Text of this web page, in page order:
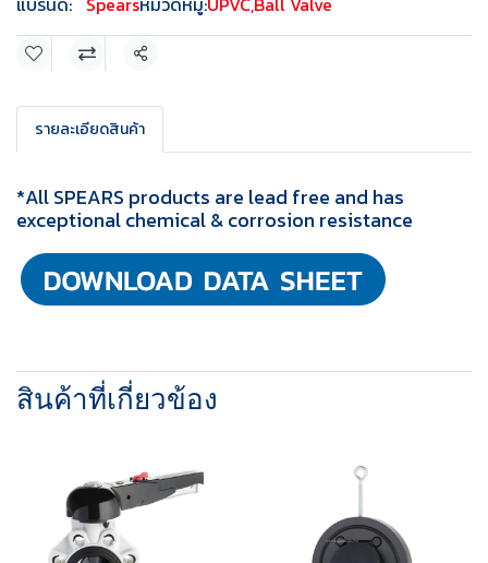
แชร์
รายละเอียดสินค้า
*All SPEARS products are lead free and has
exceptional chemical & corrosion resistance
สินค้าที่เกี่ยวข้อง